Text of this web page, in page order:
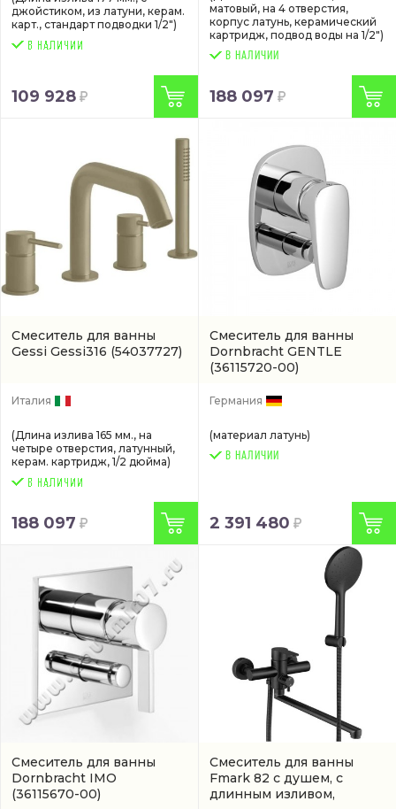
джойстиком, из латуни, керам.
карт., стандарт подводки 1/2")
109 928
матовый, на 4 отверстия,
корпус латунь, керамический
картридж, подвод воды на 1/2")
В НАЛИЧИИ
188 097
Смеситель для ванны
Gessi Gessi316 (54037727)
Италия
(Длина излива 165 мм., на
четыре отверстия, латунный,
керам. картридж, 1/2 дюйма)
188 097
Смеситель для ванны
Dornbracht GENTLE
(36115720-00)
Германия
(материал латунь)
В НАЛИЧИИ
2 391 480
Смеситель для ванны
Dornbracht IMO
(36115670-00)
Смеситель для ванны
Fmark 82 с душем, с
длинным изливом,